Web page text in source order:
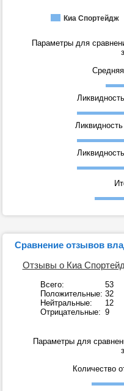
Киа Спортейдж
Параметры для
Сравнение отзывов
Отзывы о Киа
Всего:
53
Положительные: 32
Нейтральные:
12
Отрицательные: 9
Параметры для
Количество